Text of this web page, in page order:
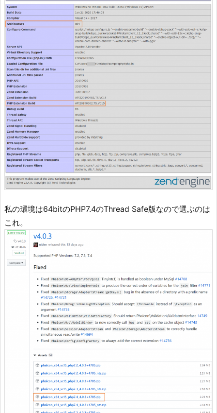
私の環境は64bitのPHP7.4のThread Safe版なので選ぶのは
これ。